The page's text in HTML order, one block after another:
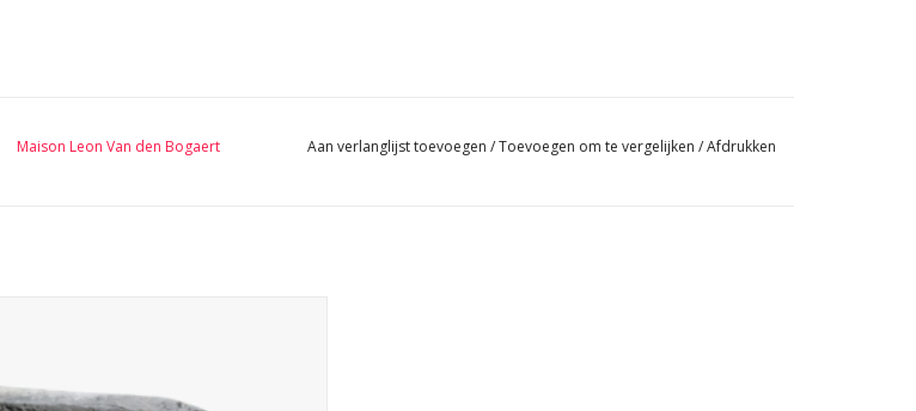
Maison Leon Van den Bogaert Aan verlanglijst toevoegen /Toevoegen om te vergelijken /Afdrukken
TOEVOEGEN AAN WINKELWAGEN